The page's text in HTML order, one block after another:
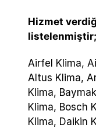
Hizmet
listelenmiştir;
Airfel Klima,
Altus Klima,
Klima,
Klima, Bosch
Klima, Daikin